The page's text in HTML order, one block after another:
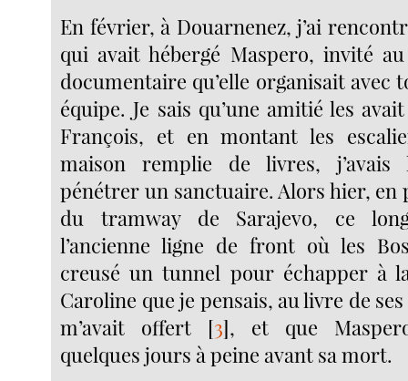
En février, à Douarnenez, j’ai
qui avait hébergé Maspero, invité
documentaire qu’elle organisait avec
équipe. Je sais qu’une amitié les
François, et en montant les
maison remplie de livres, j’avais
pénétrer un sanctuaire. Alors hier, en
du tramway de Sarajevo, ce
l’ancienne ligne de front où les
creusé un tunnel pour échapper à
Caroline que je pensais, au livre de
m’avait offert [3], et que
quelques jours à peine avant sa mort.